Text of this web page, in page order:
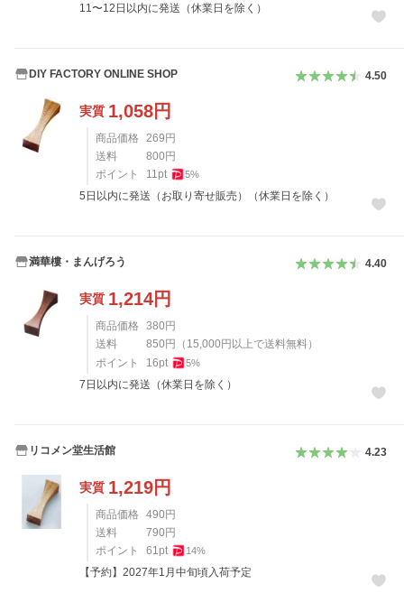
11〜12日以内に発送（休業日を除く）
DIY FACTORY ONLINE SHOP 4.50
実質 1,058円
商品価格 269 円
送料
800 円
ポイント
11pt 5%
5日以内に発送（お取り寄せ販売）（休業日を除く）
満華樓・まんげろう 4.40
実質 1,214円
商品価格 380 円
送料
850 円 （ 15,000 円以上で送料無料）
ポイント
16pt 5%
7日以内に発送（休業日を除く）
リコメン堂生活館 4.23
実質 1,219円
商品価格 490 円
送料
790 円
ポイント
61pt 14%
【予約】2027年1月中旬頃入荷予定